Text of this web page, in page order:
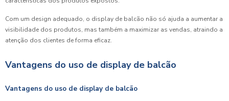
Com um design adequado, o display de balcão não só ajuda a aumentar a
visibilidade dos produtos, mas também a maximizar as vendas, atraindo a
atenção dos clientes de forma eficaz.
Vantagens do uso de display de balcão
Vantagens do uso de display de balcão